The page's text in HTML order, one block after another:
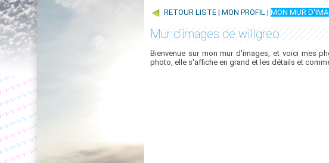
RETOUR LISTE | MON PROFIL | MON MUR
Mur d'images de willgreo
Bienvenue sur mon mur d'images, et voici mes
photo, elle s'affiche en grand et les détails et